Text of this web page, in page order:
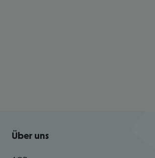
Footer navigation
Über uns